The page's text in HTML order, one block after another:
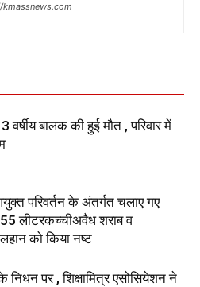
वर्षीय बालक की हुई मौत , परिवार में
परिवर्तन के अंतर्गत चलाए गए
लीटरकच्चीअवैध शराब व
को किया नष्ट
के निधन पर , शिक्षामित्र एसोसियेशन ने